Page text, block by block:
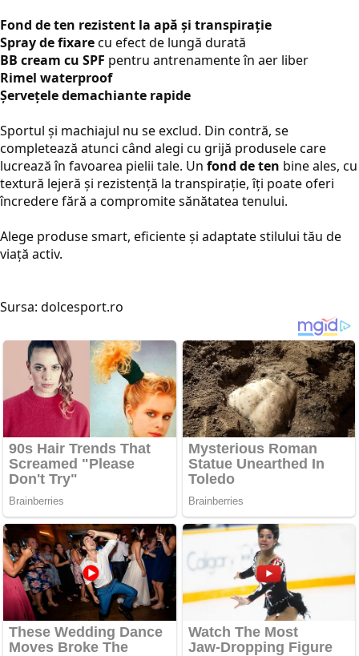
Fond de ten rezistent la apă și transpirație
Spray de fixarecu efect de lungă durată
BB cream cu SPF pentru antrenamente în aer liber
Rimel waterproof
Șervețele demachiante rapide
Sportul și machiajul nu se exclud. Din contră, se
completează atunci când alegi cu grijă produsele care
lucrează în favoarea pielii tale. Un fond de ten bine ales, cu
textură lejeră și rezistență la transpirație, îți poate oferi
încredere fără a compromite sănătatea tenului.
Alege produse smart, eficiente și adaptate stilului tău de
viață activ.
Sursa: dolcesport.ro